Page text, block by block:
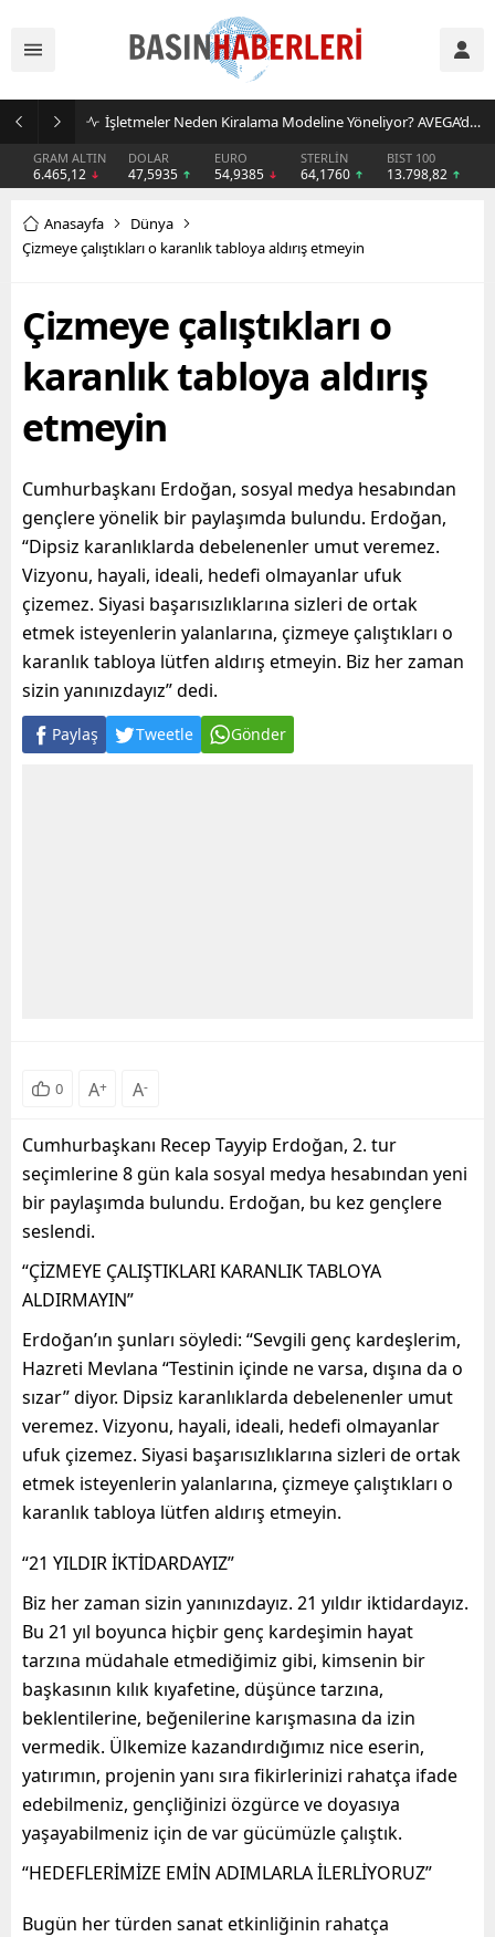
İşletmeler Neden Kiralama Modeline Yöneliyor? AVEGA’dan Esnek Temizlik Çözümü
GRAM ALTIN
6.465,12
DOLAR
47,5935
EURO
54,9385
STERLİN
64,1760
BIST 100
13.798,82
Anasayfa
Dünya
Çizmeye çalıştıkları o karanlık tabloya aldırış etmeyin
Çizmeye çalıştıkları o
karanlık tabloya aldırış
etmeyin
Cumhurbaşkanı Erdoğan, sosyal medya hesabından
gençlere yönelik bir paylaşımda bulundu. Erdoğan,
“Dipsiz karanlıklarda debelenenler umut veremez.
Vizyonu, hayali, ideali, hedefi olmayanlar ufuk
çizemez. Siyasi başarısızlıklarına sizleri de ortak
etmek isteyenlerin yalanlarına, çizmeye çalıştıkları o
karanlık tabloya lütfen aldırış etmeyin. Biz her zaman
sizin yanınızdayız” dedi.
Paylaş Tweetle Gönder
0 A+ A-
Cumhurbaşkanı Recep Tayyip Erdoğan, 2. tur
seçimlerine 8 gün kala sosyal medya hesabından yeni
bir paylaşımda bulundu. Erdoğan, bu kez gençlere
seslendi.
“ÇİZMEYE ÇALIŞTIKLARI KARANLIK TABLOYA
ALDIRMAYIN”
Erdoğan’ın şunları söyledi: “Sevgili genç kardeşlerim,
Hazreti Mevlana “Testinin içinde ne varsa, dışına da o
sızar” diyor. Dipsiz karanlıklarda debelenenler umut
veremez. Vizyonu, hayali, ideali, hedefi olmayanlar
ufuk çizemez. Siyasi başarısızlıklarına sizleri de ortak
etmek isteyenlerin yalanlarına, çizmeye çalıştıkları o
karanlık tabloya lütfen aldırış etmeyin.
“21 YILDIR İKTİDARDAYIZ”
Biz her zaman sizin yanınızdayız. 21 yıldır iktidardayız.
Bu 21 yıl boyunca hiçbir genç kardeşimin hayat
tarzına müdahale etmediğimiz gibi, kimsenin bir
başkasının kılık kıyafetine, düşünce tarzına,
beklentilerine, beğenilerine karışmasına da izin
vermedik. Ülkemize kazandırdığımız nice eserin,
yatırımın, projenin yanı sıra fikirlerinizi rahatça ifade
edebilmeniz, gençliğinizi özgürce ve doyasıya
yaşayabilmeniz için de var gücümüzle çalıştık.
“HEDEFLERİMİZE EMİN ADIMLARLA İLERLİYORUZ”
Bugün her türden sanat etkinliğinin rahatça